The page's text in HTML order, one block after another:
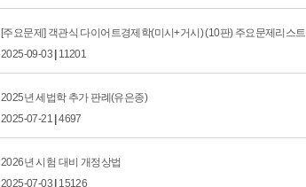
[주요문제] 객관식 다이어트경제학(미시+거시) (10판) 주요문제리스트
2025-09-03 11201
2025년 세법학 추가 판례(유은종)
2025-07-21 4697
2026년 시험 대비 개정상법
2025-07-03 15126